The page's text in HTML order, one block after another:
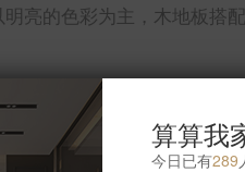
亮的色彩为主，木地板搭
算算我
今日已有289